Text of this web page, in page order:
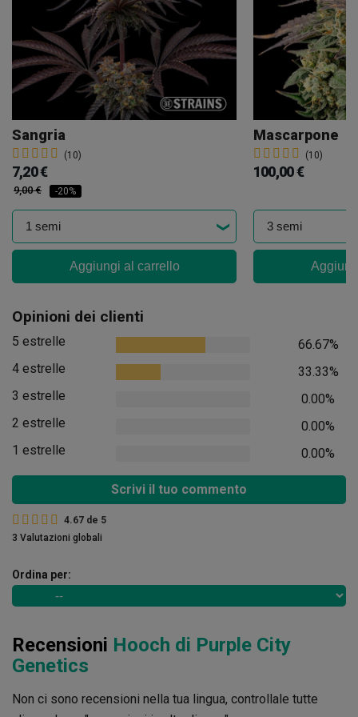
Sangria
(10)
7,20 €
9,00 € -20%
Aggiungi al carrello
Mascarpone
(10)
100,00 €
Opinioni dei clienti
5 estrelle
66.67%
4 estrelle
33.33%
3 estrelle
0.00%
2 estrelle
0.00%
1 estrelle
0.00%
Scrivi il tuo commento
4.67 de 5
3 Valutazioni globali
Ordina per:
Recensioni Hooch di Purple City
Genetics
Non ci sono recensioni nella tua lingua, controllale tutte